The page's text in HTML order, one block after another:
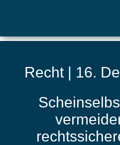
Recht | 16.